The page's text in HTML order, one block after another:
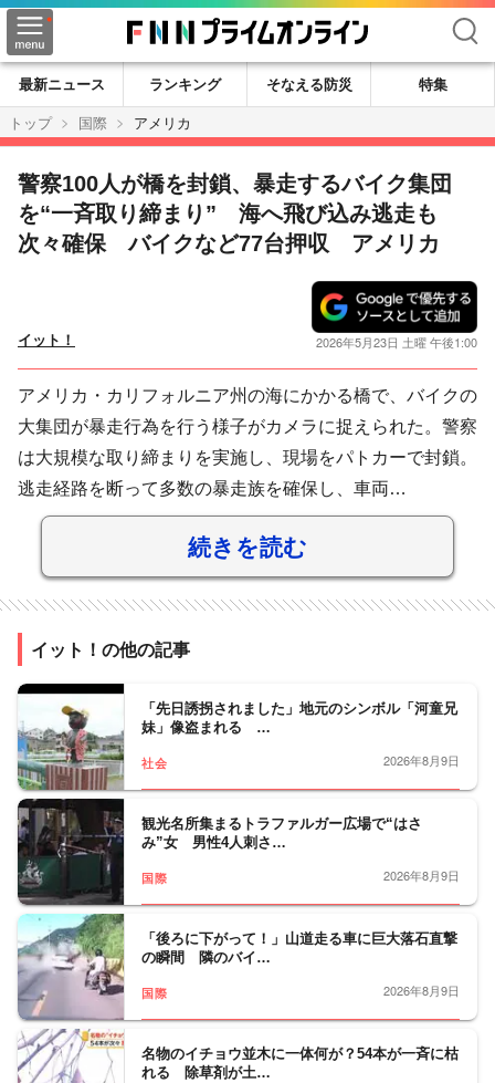
検索
最新ニュース ランキング そなえる防災
特集
トップ
国際 アメリカ
警察100人が橋を封鎖、暴走するバイク集団
を“一斉取り締まり” 海へ飛び込み逃走も
次々確保 バイクなど77台押収 アメリカ
イット！ 2026年5月23日 土曜 午後1:00
アメリカ・カリフォルニア州の海にかかる橋で、バイクの
大集団が暴走行為を行う様子がカメラに捉えられた。警察
は大規模な取り締まりを実施し、現場をパトカーで封鎖。
逃走経路を断って多数の暴走族を確保し、車両…
続きを読む
イット！の他の記事
「先日誘拐されました」地元のシンボル「河童兄
妹」像盗まれる …
社会 2026年8月9日
観光名所集まるトラファルガー広場で“はさ
み”女 男性4人刺さ…
国際 2026年8月9日
「後ろに下がって！」山道走る車に巨大落石直撃
の瞬間 隣のバイ…
国際 2026年8月9日
名物のイチョウ並木に一体何が？54本が一斉に枯
れる 除草剤が土…